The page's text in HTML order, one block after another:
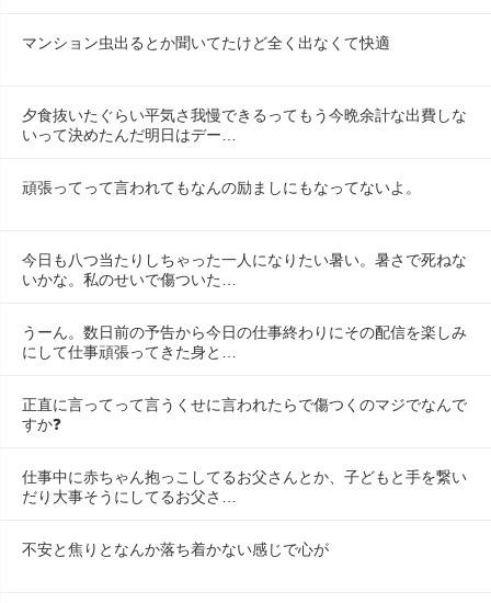
マンション虫出るとか聞いてたけど全く出なくて快適
夕食抜いたぐらい平気さ我慢できるってもう今晩余計な出費しな
いって決めたんだ明日はデー…
頑張ってって言われてもなんの励ましにもなってないよ。
今日も八つ当たりしちゃった一人になりたい暑い。暑さで死ねな
いかな。私のせいで傷ついた…
うーん。数日前の予告から今日の仕事終わりにその配信を楽しみ
にして仕事頑張ってきた身と…
正直に言ってって言うくせに言われたらで傷つくのマジでなんで
すか❓
仕事中に赤ちゃん抱っこしてるお父さんとか、子どもと手を繋い
だり大事そうにしてるお父さ…
不安と焦りとなんか落ち着かない感じで心が